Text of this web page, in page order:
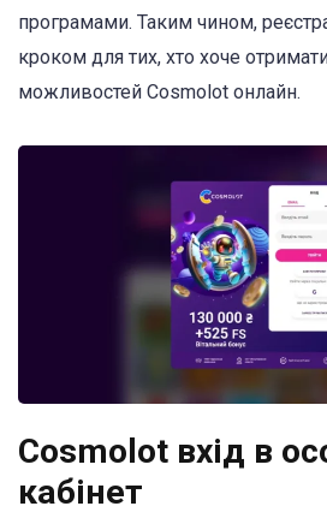
програмами. Таким чином,
кроком для тих, хто хоче
можливостей Cosmolot онлайн.
Cosmolot вхід в
кабінет